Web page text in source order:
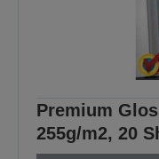
Premium
255g/m2, 20